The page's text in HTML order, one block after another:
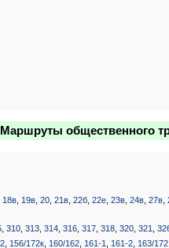
Маршруты общественного
18в 19в ,20 ,21в ,22б ,22е ,23в ,24в ,27в ,
,310 ,313 ,314 ,316 ,317 ,318 ,320 ,321 ,
156/172к 160/162 161-1 161-2 163/